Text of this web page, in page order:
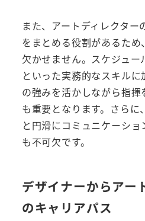
また、アートディレクタ
をまとめる役割があるた
欠かせません。スケジュ
といった実務的なスキル
の強みを活かしながら指
も重要となります。さら
と円滑にコミュニケーシ
も不可欠です。
デザイナーからアー
のキャリアパス